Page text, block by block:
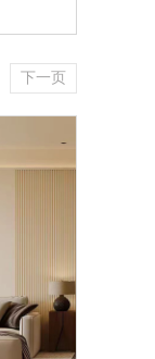
下一页